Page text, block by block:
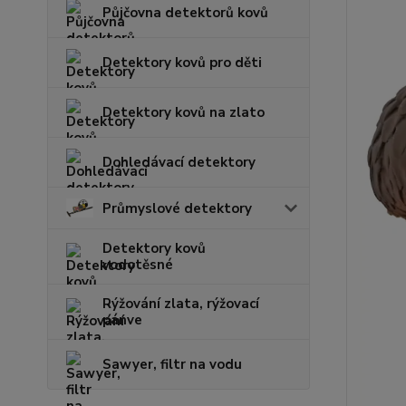
Půjčovna detektorů kovů
Detektory kovů pro děti
Detektory kovů na zlato
Dohledávací detektory
Průmyslové detektory
Detektory kovů
vodotěsné
Rýžování zlata, rýžovací
pánve
Sawyer, filtr na vodu